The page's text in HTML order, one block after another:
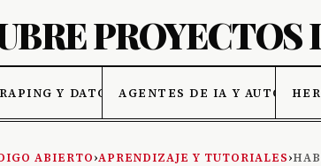
Y DATOS AGENTES DE IA Y
ABIERTO›APRENDIZAJE Y TUTORIALES›